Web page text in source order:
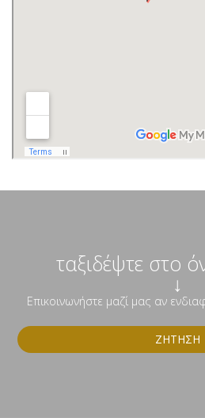
ταξιδέψτε στο
↓
Επικοινωνήστε μαζί μας αν
ΖΉΤΗΣΗ